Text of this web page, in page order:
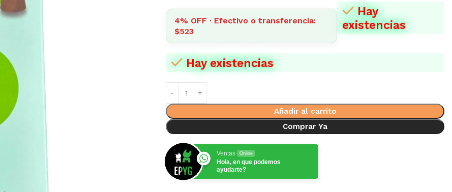
4% OFF · Efectivo o transferencia:
$523
Hay
existencias
Hay existencias
Añadir al carrito
Comprar Ya
Ventas Online
Hola, en que podemos
ayudarte?